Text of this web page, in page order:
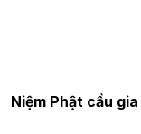
Niệm Phật cầu